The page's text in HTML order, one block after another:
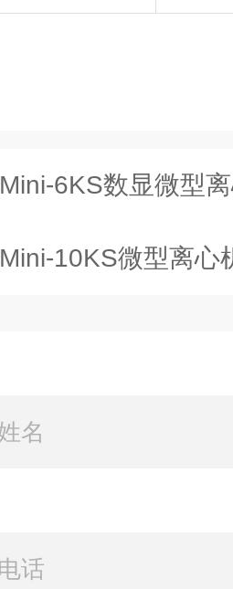
Mini-6KS数显微型
Mini-10KS微型离心